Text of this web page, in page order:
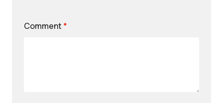
Comment *